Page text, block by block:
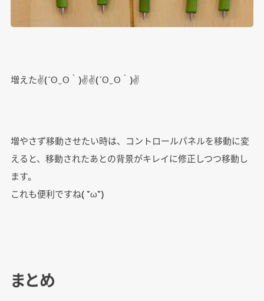
増えた✌(´ʘ‿ʘ｀)✌✌(´ʘ‿ʘ｀)✌
増やさず移動させたい時は、コントロールパネルを移動に変
えると、移動されたあとの背景がキレイに修正しつつ移動し
ます。
これも便利ですね( ˘ω˘)
まとめ